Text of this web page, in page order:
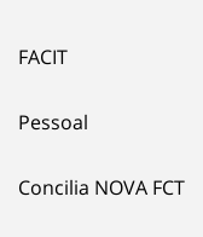
FACIT
Pessoal
Concilia NOVA FCT